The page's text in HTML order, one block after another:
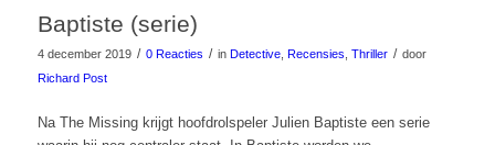
Baptiste (serie)
4 december 2019 / 0 Reacties / in Detective, Recensies Thriller / door
Richard Post
Na The Missing krijgt hoofdrolspeler Julien Baptiste een serie